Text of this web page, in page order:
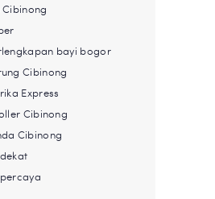
Cibinong
bayi bogor
Cibinong
Express
Cibinong
Cibinong